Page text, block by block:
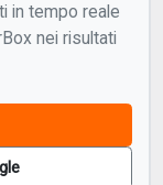
in tempo reale
nei risultati